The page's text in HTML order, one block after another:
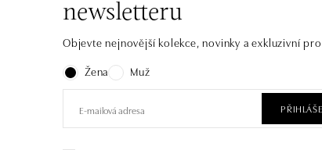
newsletteru
Objevte nejnovější kolekce, novinky a exkluzivní
Žena
Muž